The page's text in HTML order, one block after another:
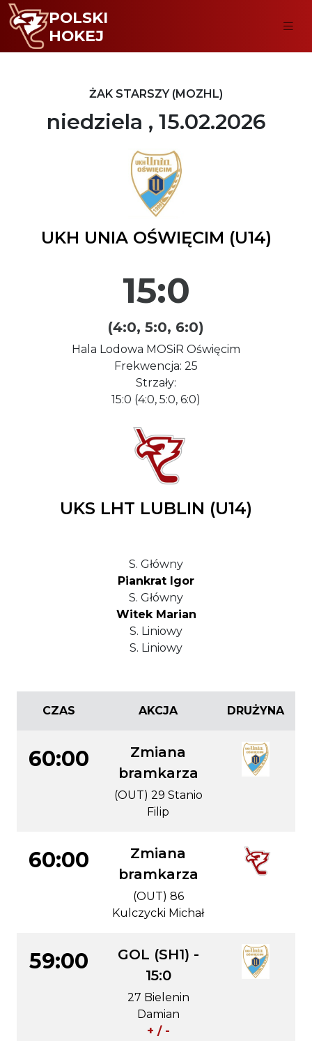
POLSKI
HOKEJ
ŻAK STARSZY (MOZHL)
niedziela , 15.02.2026
UKH UNIA OŚWIĘCIM (U14)
15:0
(4:0, 5:0, 6:0)
Hala Lodowa MOSiR Oświęcim
Frekwencja: 25
Strzały:
15:0 (4:0, 5:0, 6:0)
UKS LHT LUBLIN (U14)
S. Główny
Piankrat Igor
S. Główny
Witek Marian
S. Liniowy
S. Liniowy
CZAS AKCJA DRUŻYNA
60:00
Zmiana
bramkarza
(OUT) 29 Stanio
Filip
60:00
Zmiana
bramkarza
(OUT) 86
Kulczycki Michał
59:00
GOL (SH1) -
15:0
27 Bielenin
Damian
+ / -